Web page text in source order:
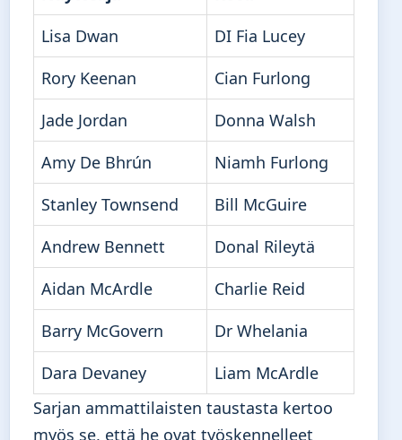
Lisa Dwan
DI Fia Lucey
Rory Keenan
Cian Furlong
Jade Jordan
Donna Walsh
Amy De Bhrún
Niamh Furlong
Stanley Townsend
Bill McGuire
Andrew Bennett
Donal Rileytä
Aidan McArdle
Charlie Reid
Barry McGovern
Dr Whelania
Dara Devaney
Liam McArdle
Sarjan ammattilaisten taustasta kertoo
myös se, että he ovat työskennelleet